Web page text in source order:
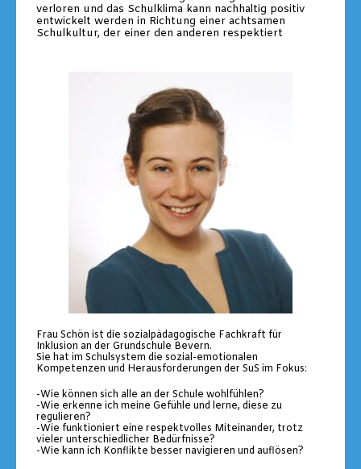
verloren und das Schulklima kann nachhaltig positiv
entwickelt werden in Richtung einer achtsamen
Schulkultur, der einer den anderen respektiert
Frau Schön ist die sozialpädagogische Fachkraft für
Inklusion an der Grundschule Bevern.
Sie hat im Schulsystem die sozial-emotionalen
Kompetenzen und Herausforderungen der SuS im Fokus:
-Wie können sich alle an der Schule wohlfühlen?
-Wie erkenne ich meine Gefühle und lerne, diese zu
regulieren?
-Wie funktioniert eine respektvolles Miteinander, trotz
vieler unterschiedlicher Bedürfnisse?
-Wie kann ich Konflikte besser navigieren und auflösen?